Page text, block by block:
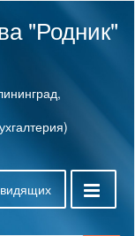
"Родник"